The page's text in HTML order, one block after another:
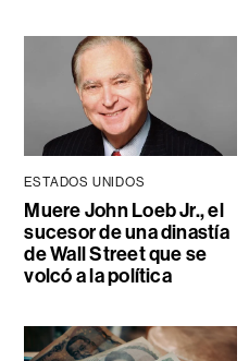
ESTADOS UNIDOS
Muere John Loeb Jr., el
sucesor de una dinastía
de Wall Street que se
volcó a la política